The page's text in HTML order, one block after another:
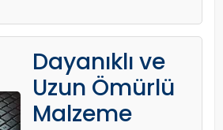
Dayanıklı ve
Uzun Ömürlü
Malzeme